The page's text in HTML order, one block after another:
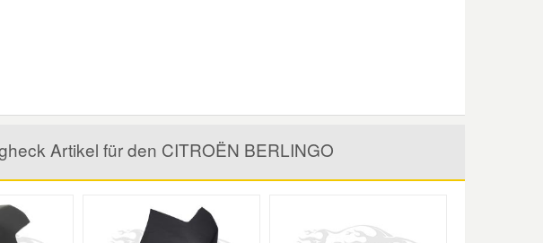
Artikel für den CITROËN BERLINGO